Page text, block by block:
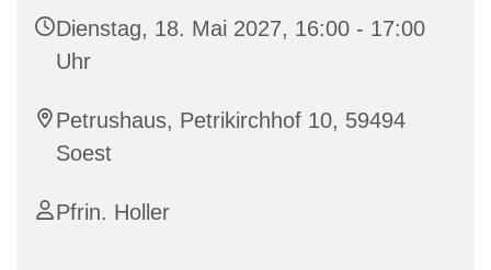
Dienstag, 18. Mai 2027, 16:00 - 17:00
Uhr
Petrushaus, Petrikirchhof 10, 59494
Soest
Pfrin. Holler